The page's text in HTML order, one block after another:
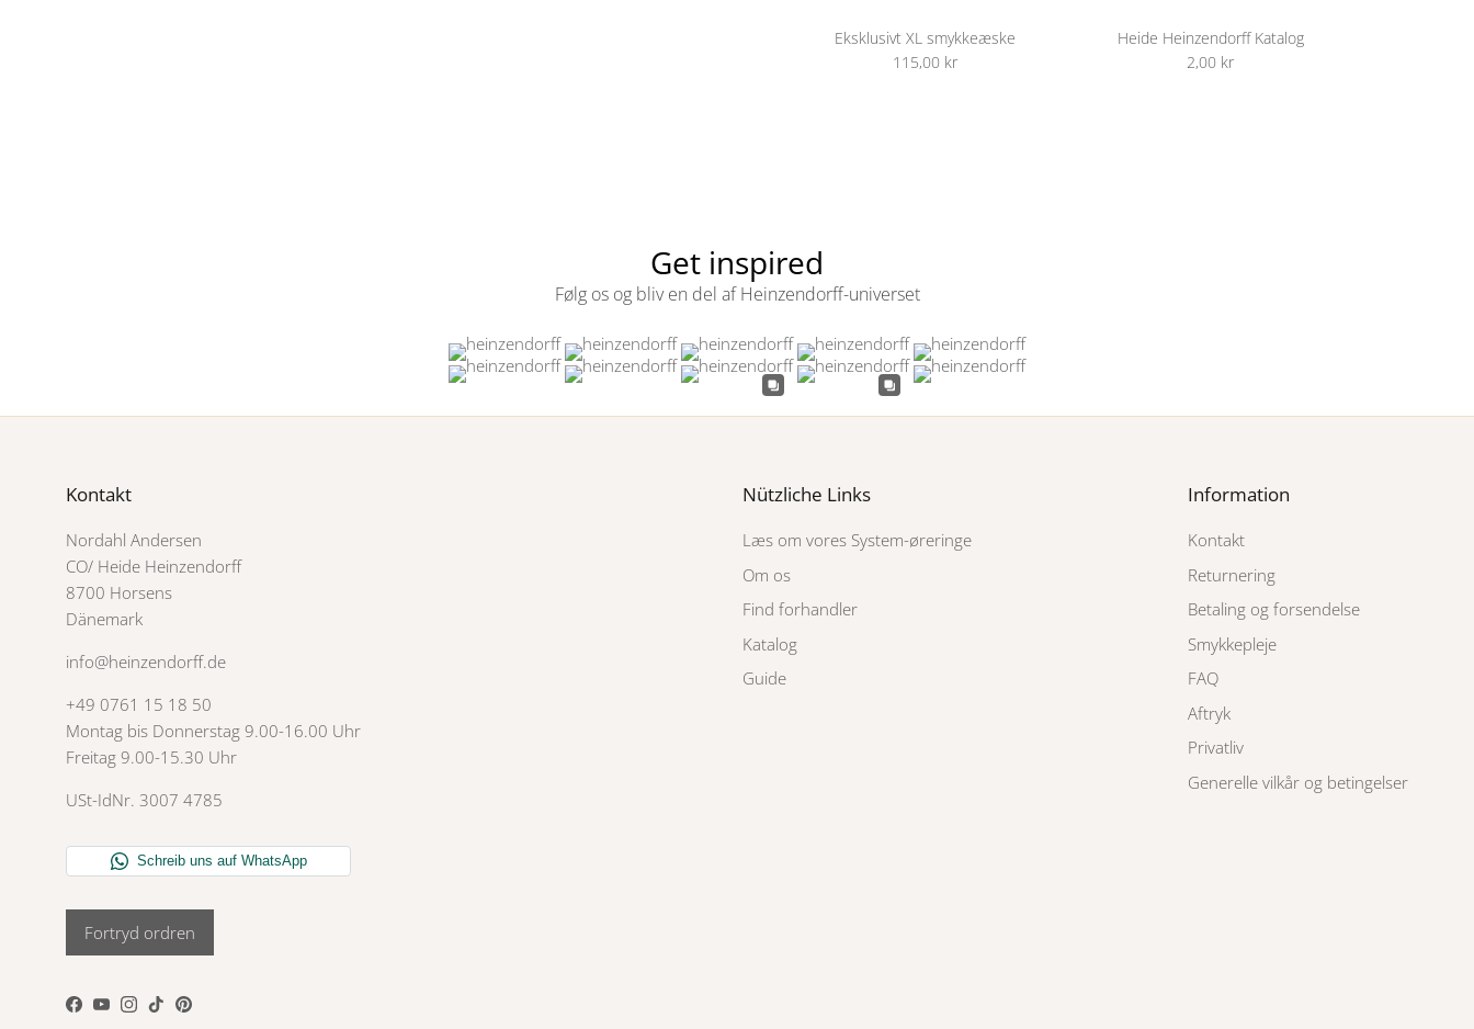
Eksklusivt XL smykkeæske
115,00 kr
Heide Heinzendorff Katalog
2,00 kr
Get inspired
Følg os og bliv en del af Heinzendorff-universet
Kontakt
Nordahl Andersen
CO/ Heide Heinzendorff
8700 Horsens
Dänemark
info@heinzendorff.de
+49 0761 15 18 50
Montag bis Donnerstag 9.00-16.00 Uhr
Freitag 9.00-15.30 Uhr
USt-IdNr. 3007 4785
Fortryd ordren
Facebook
YouTube
Instagram
TikTokPinterest
Nützliche Links
Læs om vores System-øreringe
Om os
Find forhandler
Katalog
Guide
Information
Kontakt
Returnering
Betaling og forsendelse
Smykkepleje
FAQ
Aftryk
Privatliv
Generelle vilkår og betingelser